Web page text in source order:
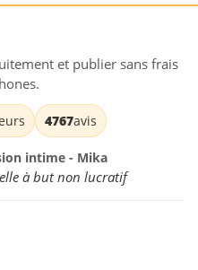
et publier sans frais
4767avis
intime - Mika
à but non lucratif